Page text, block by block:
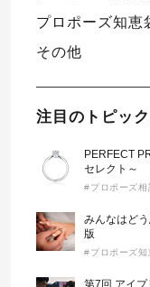
プロポーズ知恵
その他
注目のトピッ
PERFECT
セレクト～
#プロポーズ相
みんなはど
版
#プロポーズ知
第7回 アイ